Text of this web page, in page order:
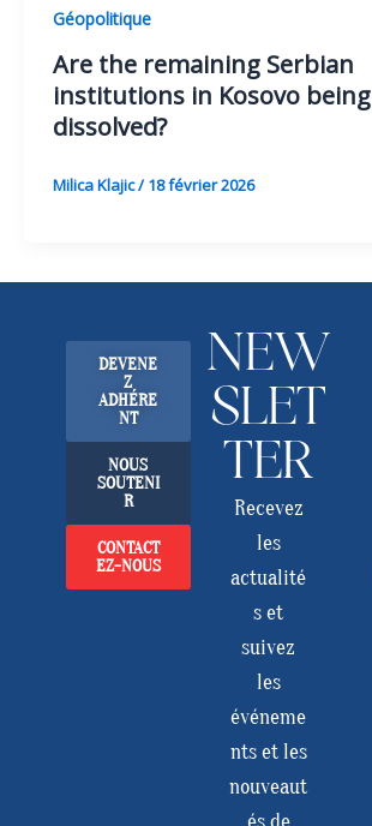
Géopolitique
Are the remaining Serbian
institutions in Kosovo being
dissolved?
Milica Klajic/18 février 2026
DEVENE
Z
ADHÉRE
NT
NOUS
SOUTENI
R
CONTACT
EZ-NOUS
NEW
SLET
TER
Recevez
les
actualité
s et
suivez
les
événeme
nts et les
nouveaut